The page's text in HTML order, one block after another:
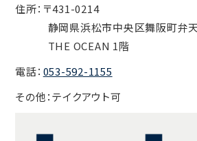
住所：〒431-0214
静岡県浜松市中央区舞阪町弁天
THE OCEAN 1階
電話： 053-592-1155
その他：テイクアウト可